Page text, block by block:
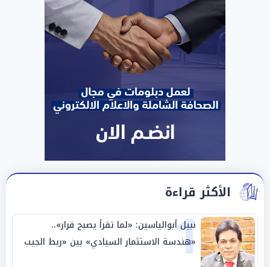
الأكثر قراءة
1
نبيل أبوالياسين: «لما تقرأ يصبح قرار»..
«هندسة الاستثمار السيادي» بين «ربط الجيب
بالوطن» و«سيادة الكلمة»